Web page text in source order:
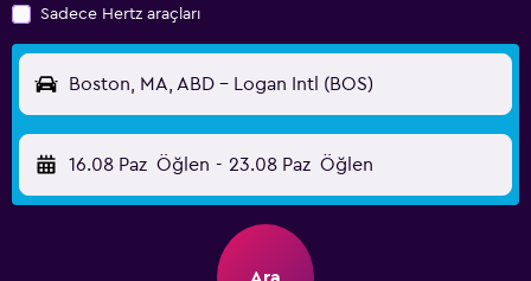
Sadece Hertz araçları
Boston, MA, ABD - Logan Intl (BOS)
16.08 Paz Öğlen - 23.08 Paz Öğlen